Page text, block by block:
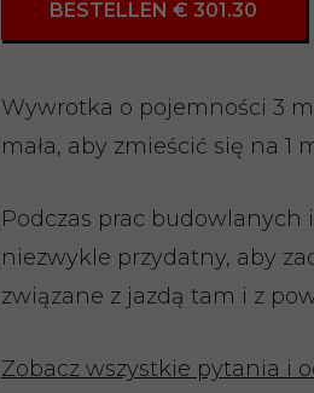
BESTELLEN € 301.30
Wywrotka o pojemności 3
mała, aby zmieścić się na
Podczas prac
niezwykle przydatny, aby
związane z jazdą tam i z
Zobacz wszystkie pytania i